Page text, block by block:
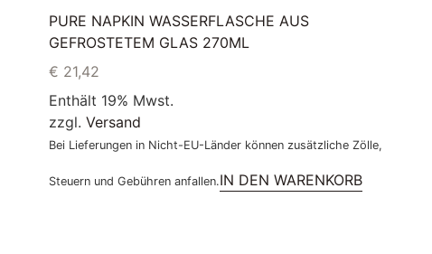
PURE NAPKIN WASSERFLASCHE AUS
GEFROSTETEM GLAS 270ML
€ 21,42
Enthält 19% Mwst.
zzgl. Versand
Bei Lieferungen in Nicht-EU-Länder können zusätzliche Zölle,
Steuern und Gebühren anfallen.IN DEN WARENKORB